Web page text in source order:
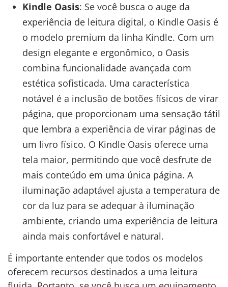
Kindle Oasis: Se você busca o auge da
experiência de leitura digital, o Kindle Oasis é
o modelo premium da linha Kindle. Com um
design elegante e ergonômico, o Oasis
combina funcionalidade avançada com
estética sofisticada. Uma característica
notável é a inclusão de botões físicos de virar
página, que proporcionam uma sensação tátil
que lembra a experiência de virar páginas de
um livro físico. O Kindle Oasis oferece uma
tela maior, permitindo que você desfrute de
mais conteúdo em uma única página. A
iluminação adaptável ajusta a temperatura de
cor da luz para se adequar à iluminação
ambiente, criando uma experiência de leitura
ainda mais confortável e natural.
É importante entender que todos os modelos
oferecem recursos destinados a uma leitura